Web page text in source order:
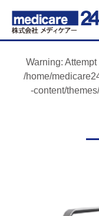
Warning:
/home/
-content/